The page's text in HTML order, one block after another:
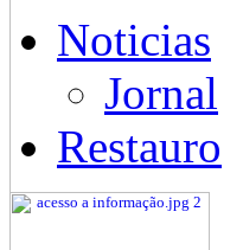
Noticias
Jornal
Restauro